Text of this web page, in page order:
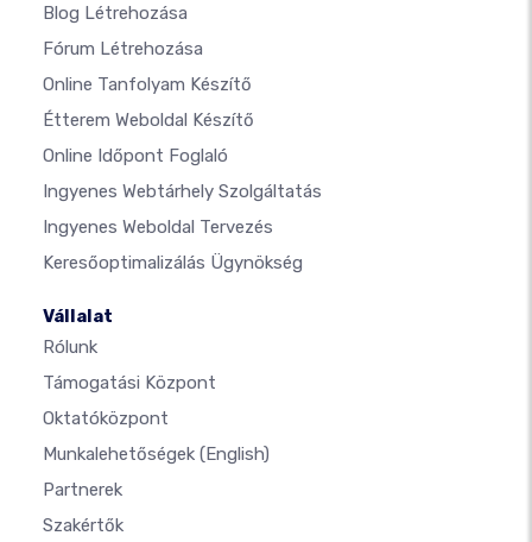
Blog Létrehozása
Fórum Létrehozása
Online Tanfolyam Készítő
Étterem Weboldal Készítő
Online Időpont Foglaló
Ingyenes Webtárhely Szolgáltatás
Ingyenes Weboldal Tervezés
Keresőoptimalizálás Ügynökség
Vállalat
Rólunk
Támogatási Központ
Oktatóközpont
Munkalehetőségek (English)
Partnerek
Szakértők